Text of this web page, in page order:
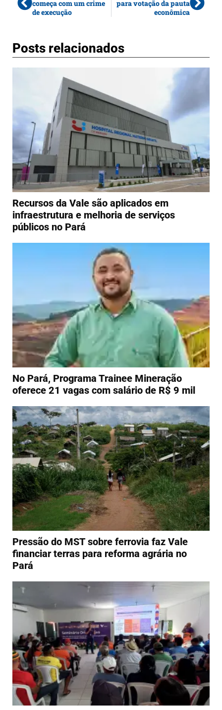
começa com um crime
de execução
para votação da pauta
econômica
Posts relacionados
Recursos da Vale são aplicados em
infraestrutura e melhoria de serviços
públicos no Pará
No Pará, Programa Trainee Mineração
oferece 21 vagas com salário de R$ 9 mil
Pressão do MST sobre ferrovia faz Vale
financiar terras para reforma agrária no
Pará